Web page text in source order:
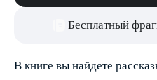
Бесплатный
В книге вы найдете